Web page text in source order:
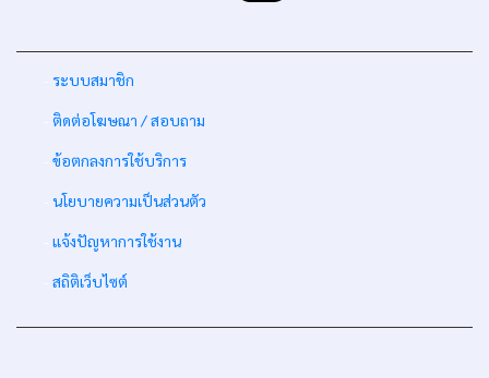
ระบบสมาชิก
ติดต่อโฆษณา / สอบถาม
ข้อตกลงการใช้บริการ
นโยบายความเป็นส่วนตัว
แจ้งปัญหาการใช้งาน
สถิติเว็บไซต์